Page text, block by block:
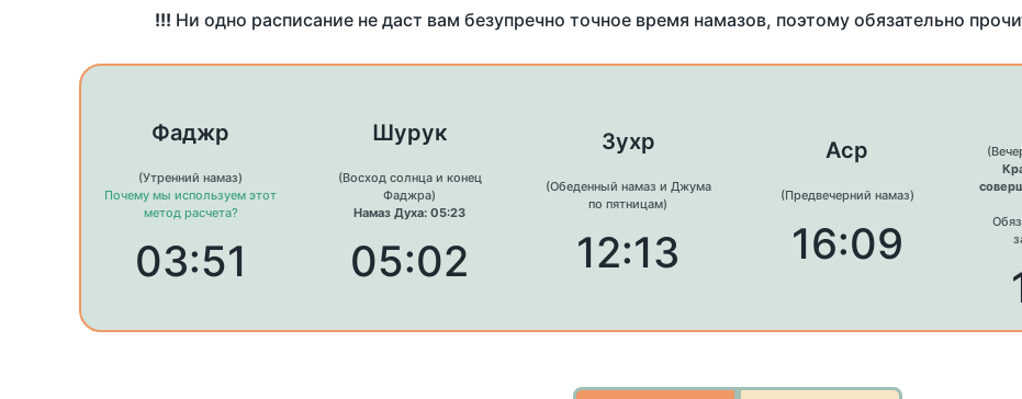
!!! Ни одно расписание не даст вам безупречно точное время намазов, поэтому обязательно
Фаджр
(Утренний намаз)
Почему мы используем этот
метод расчета?
03:51
Шурук
(Восход солнца и конец
Фаджра)
Намаз Духа: 05:23
05:02
Зухр
(Обеденный намаз и Джума
по пятницам)
12:13
Аср
(Предвечерний намаз)
16:09